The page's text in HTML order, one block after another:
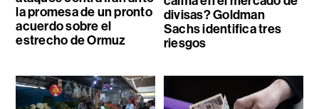
la promesa de un pronto
acuerdo sobre el
estrecho de Ormuz
divisas? Goldman
Sachs identifica tres
riesgos